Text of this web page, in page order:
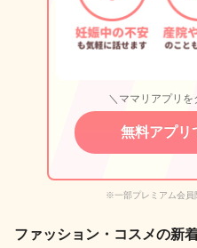
＼ママリアプリを
無料アプリ
※一部プレミアム会員
ファッション・コスメの新